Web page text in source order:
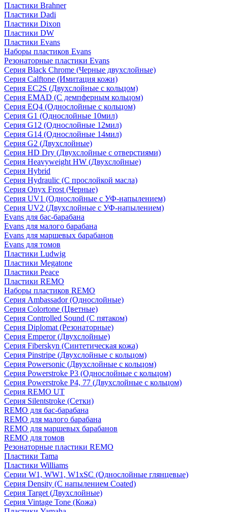
Пластики Brahner
Пластики Dadi
Пластики Dixon
Пластики DW
Пластики Evans
Наборы пластиков Evans
Резонаторные пластики Evans
Серия Black Chrome (Черные двухслойные)
Серия Calftone (Имитация кожи)
Серия EC2S (Двухслойные с кольцом)
Серия EMAD (С демпферным кольцом)
Серия EQ4 (Однослойные с кольцом)
Серия G1 (Однослойные 10мил)
Серия G12 (Однослойные 12мил)
Серия G14 (Однослойные 14мил)
Серия G2 (Двухслойные)
Серия HD Dry (Двухслойные с отверстиями)
Серия Heavyweight HW (Двухслойные)
Серия Hybrid
Серия Hydraulic (С прослойкой масла)
Серия Onyx Frost (Черные)
Серия UV1 (Однослойные с УФ-напылением)
Серия UV2 (Двухслойные с УФ-напылением)
Evans для бас-барабана
Evans для малого барабана
Evans для маршевых барабанов
Evans для томов
Пластики Ludwig
Пластики Megatone
Пластики Peace
Пластики REMO
Наборы пластиков REMO
Серия Ambassador (Однослойные)
Серия Colortone (Цветные)
Серия Controlled Sound (С пятаком)
Серия Diplomat (Резонаторные)
Серия Emperor (Двухслойные)
Серия Fiberskyn (Синтетическая кожа)
Серия Pinstripe (Двухслойные с кольцом)
Серия Powersonic (Двухслойные с кольцом)
Серия Powerstroke P3 (Однослойные с кольцом)
Серия Powerstroke P4, 77 (Двухслойные с кольцом)
Серия REMO UT
Серия Silentstroke (Сетки)
REMO для бас-барабана
REMO для малого барабана
REMO для маршевых барабанов
REMO для томов
Резонаторные пластики REMO
Пластики Tama
Пластики Williams
Серии W1, WW1, W1xSC (Однослойные глянцевые)
Серия Density (C напылением Coated)
Серия Target (Двухслойные)
Серия Vintage Tone (Кожа)